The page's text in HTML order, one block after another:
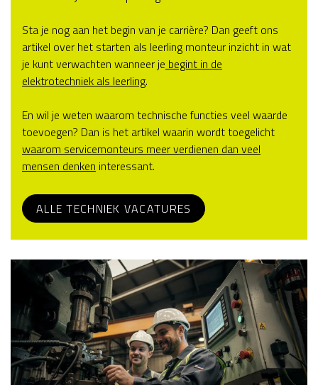
Sta je nog aan het begin van je carrière? Dan geeft ons
artikel over het starten als leerling monteur inzicht in wat
je kunt verwachten wanneer je begint in de
elektrotechniek als leerling.
En wil je weten waarom technische functies veel waarde
toevoegen? Dan is het artikel waarin wordt toegelicht
waarom servicemonteurs meer verdienen dan veel
mensen denken interessant.
ALLE TECHNIEK VACATURES